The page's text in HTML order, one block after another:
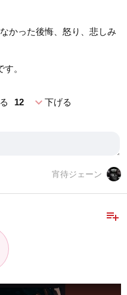
かった後悔、怒り、悲しみ
。
12 expand_more下げる
宵待ジェーン
playlist_add